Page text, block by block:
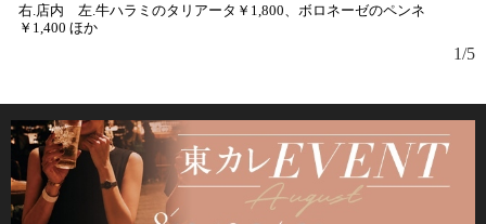
右.店内 左.牛ハラミのタリアータ￥1,800、ボロネーゼのペンネ
￥1,400 ほか
1/5